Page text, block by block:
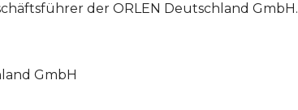
der ORLEN Deutschland GmbH.
GmbH